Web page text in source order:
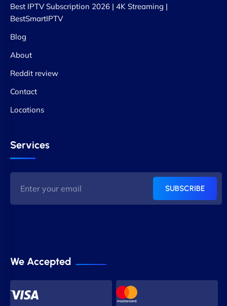
Best IPTV Subscription 2026 | 4K Streaming |
BestSmartIPTV
Blog
About
Reddit review
Contact
Locations
Services
SUBSCRIBE
We Accepted